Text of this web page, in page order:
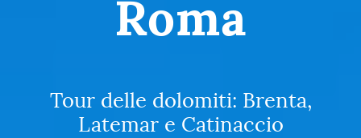
Roma
Tour delle dolomiti: Brenta,
Latemar e Catinaccio